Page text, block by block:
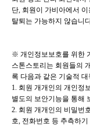
단, 회원이 가비아에서
탈퇴는 가능하지 않습니
※ 개인정보보호를 위한
스톤스토리는 회원들의
록 다음과 같은 기술적
1. 회원 개개인의 개인정
별도의 보안기능을 통해
2. 회원 개개인의 비밀번
호, 전화번호 등 추측하